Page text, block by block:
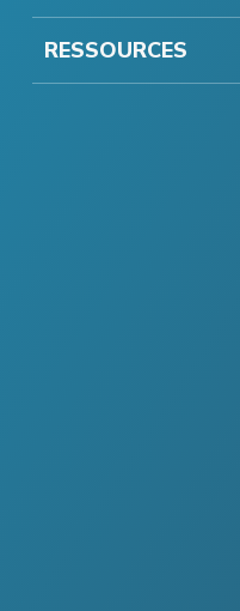
RESSOURCES